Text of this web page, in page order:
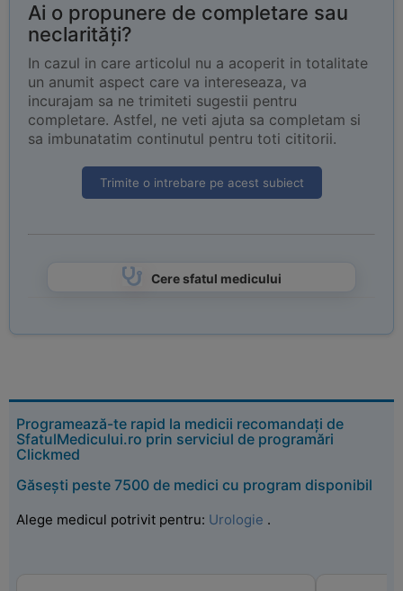
Ai o propunere de completare sau
neclarități?
In cazul in care articolul nu a acoperit in totalitate
un anumit aspect care va intereseaza, va
incurajam sa ne trimiteti sugestii pentru
completare. Astfel, ne veti ajuta sa completam si
sa imbunatatim continutul pentru toti cititorii.
Trimite o intrebare pe acest subiect
Cere sfatul medicului
Programează-te rapid la medicii recomandați de
SfatulMedicului.ro prin serviciul de programări
Clickmed
Găsești peste 7500 de medici cu program disponibil
Alege medicul potrivit pentru: Urologie .